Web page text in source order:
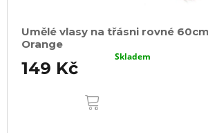
Umělé vlasy na třásni rovné
Orange
149 Kč
Skladem